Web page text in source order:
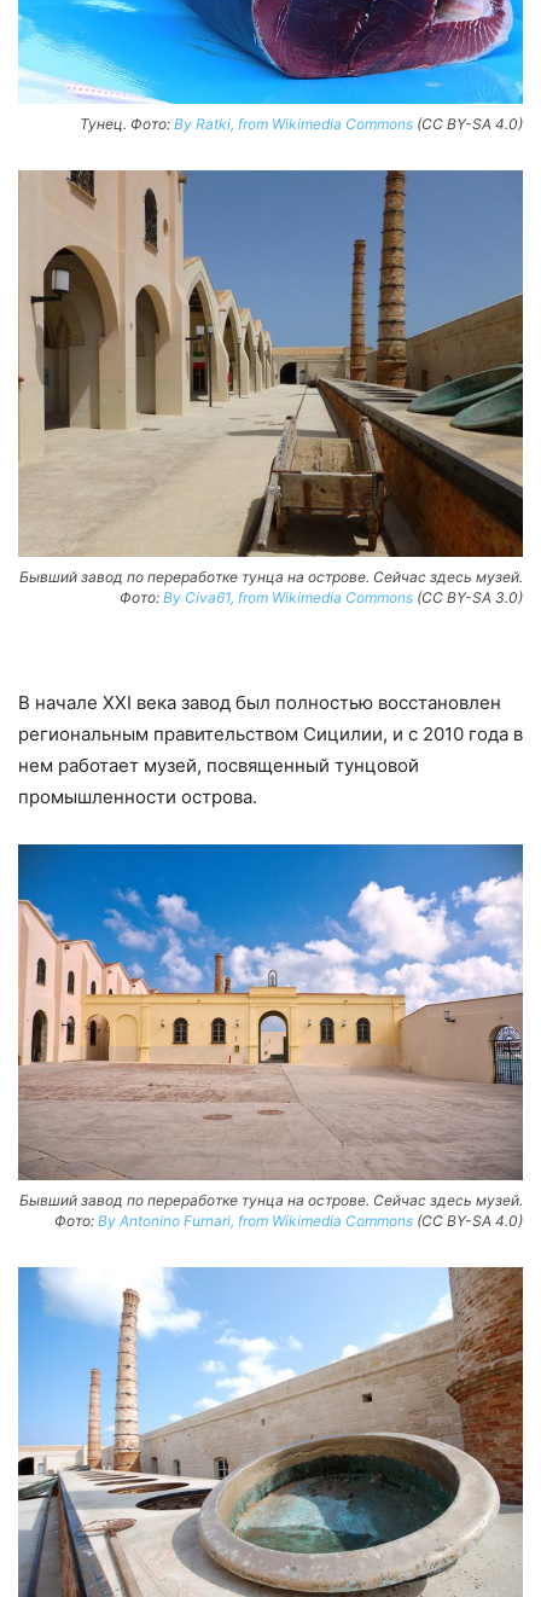
Тунец. Фото: By Ratki, from Wikimedia Commons (CC BY-SA 4.0)
Бывший завод по переработке тунца на острове. Сейчас здесь музей.
Фото: By Civa61, from Wikimedia Commons (CC BY-SA 3.0)
В начале XXI века завод был полностью восстановлен
региональным правительством Сицилии, и с 2010 года в
нем работает музей, посвященный тунцовой
промышленности острова.
Бывший завод по переработке тунца на острове. Сейчас здесь музей.
Фото: By Antonino Furnari, from Wikimedia Commons (CC BY-SA 4.0)